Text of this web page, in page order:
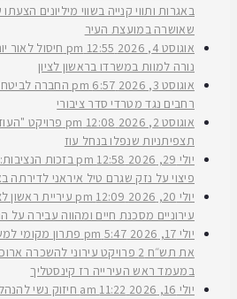
באגרות ותווי קנייה בשווי מיליונים
שאושרה במועצת העיר
אוגוסט 4, 2026
12:55 pm
חיסול לאור
נורה למוות במשרדו בראשון לציון
אוגוסט 3, 2026
6:57 pm
החברה
רחבים נגד מטרדי סדר ציבורי
אוגוסט 2, 2026
12:08 pm
תצפיתניות שנפלו בנחל עוז
יולי 29, 2026
12:58 pm
בזכות
פיצוי על נזק שגרם טיל איראני לדירתה
יולי 20, 2026
12:09 pm
עיריית ראשון
עירוניים מסכנת חיים ומהווה עבירה על
יולי 17, 2026
5:47 pm
פתרון מקומי
את תש״ח 2 פרויקט עירוני
במעמד ראש העירייה רז קינסטליך
יולי 16, 2026
11:22 am
חיזוק נשי